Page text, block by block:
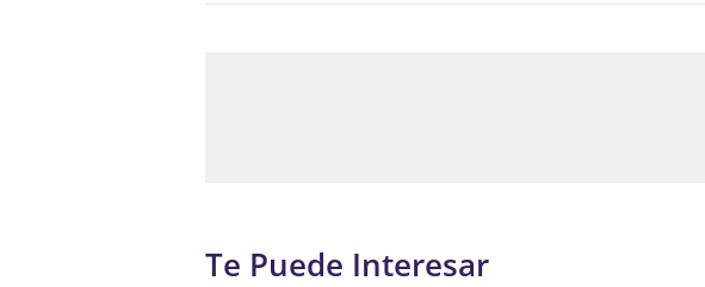
Te Puede Interesar